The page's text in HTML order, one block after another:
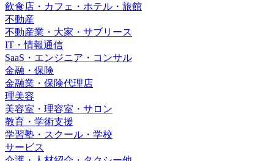
飲食店・カフェ・ホテル・旅館
不動産
不動産業・大家・サブリース
IT・情報通信
SaaS・エンジニア・コンサル
金融・保険
金融業・保険代理店
理美容
美容室・理容室・サロン
教育・学術支援
学習塾・スクール・学校
サービス